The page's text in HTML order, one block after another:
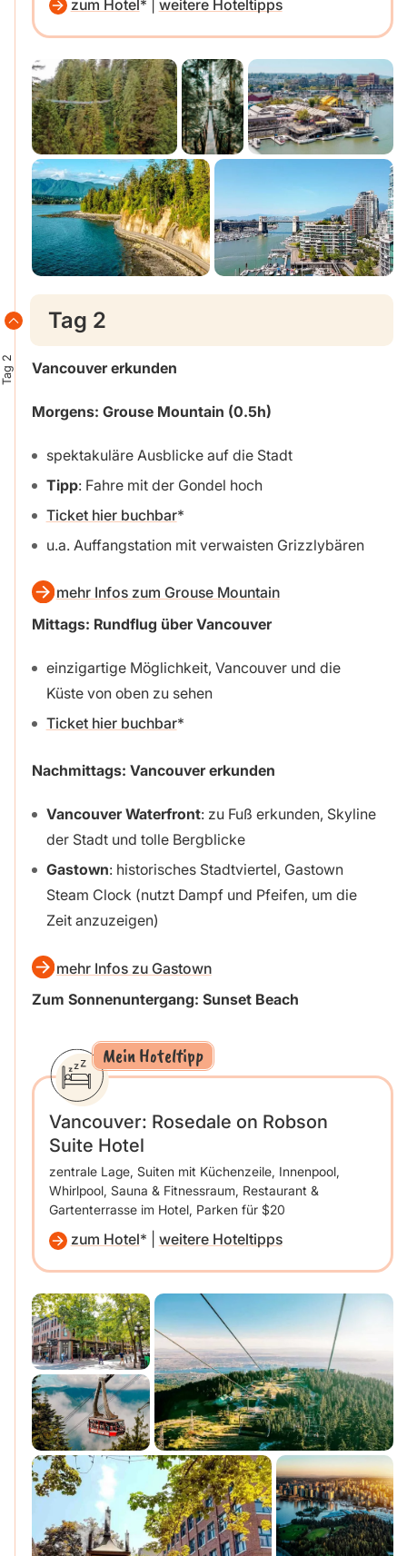
zum Hotel weitere Hoteltipps
Tag 2
Tag 2
Vancouver erkunden
Morgens: Grouse Mountain (0.5h)
spektakuläre Ausblicke auf die Stadt
Tipp: Fahre mit der Gondel hoch
Ticket hier buchbar
u.a. Auffangstation mit verwaisten Grizzlybären
mehr Infos zum Grouse Mountain
Mittags: Rundflug über Vancouver
einzigartige Möglichkeit, Vancouver und die
Küste von oben zu sehen
Ticket hier buchbar
Nachmittags: Vancouver erkunden
Vancouver Waterfront: zu Fuß erkunden, Skyline
der Stadt und tolle Bergblicke
Gastown: historisches Stadtviertel, Gastown
Steam Clock (nutzt Dampf und Pfeifen, um die
Zeit anzuzeigen)
mehr Infos zu Gastown
Zum Sonnenuntergang: Sunset Beach
Mein Hoteltipp
Vancouver: Rosedale on Robson
Suite Hotel
zentrale Lage, Suiten mit Küchenzeile, Innenpool,
Whirlpool, Sauna & Fitnessraum, Restaurant &
Gartenterrasse im Hotel, Parken für $20
zum Hotel weitere Hoteltipps